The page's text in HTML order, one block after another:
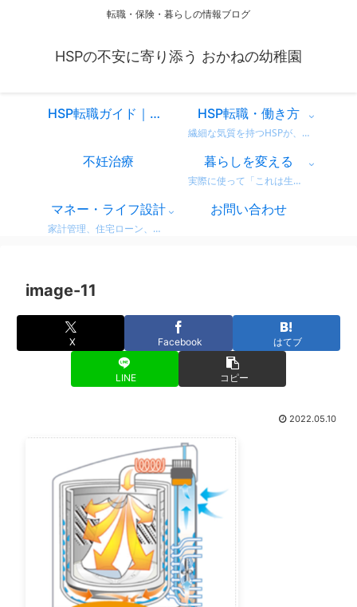
転職・保険・暮らしの情報ブログ
HSPの不安に寄り添う おかねの幼稚園
HSP転職ガイド｜仕事を変えるべきか迷ったときに読む、共感と気づきのスタートページ HSP転職・働き方
繊細な気質を持つHSPが、自分に合った働き方を見つけるための情報をまとめています。 営業職での転職体験談や、向いている仕事・避けたい職場の特徴など、リアルな視点からお届け。 「もう我慢しない」働き方を一緒に考えてみませんか？
不妊治療 暮らしを変える
実際に使って「これは生活が変わった！」と感じた商品・サービスのレビューをまとめています。 デロンギのコーヒーマシンやドラム式洗濯機など、日常がちょっと豊かになるリアルな使用感をお届け。 迷っている方の参考になればうれしいです。
マネー・ライフ設計
家計管理、住宅ローン、保険、ふるさと納税など、暮らしのお金にまつわる情報をわかりやすく解説。 無理せず・不安なく、将来に備えるためのヒントをまとめています。 どれも実体験をベースに、生活者目線で書いています。
お問い合わせ
image-11
X Facebook はてブ
LINE コピー
2022.05.10